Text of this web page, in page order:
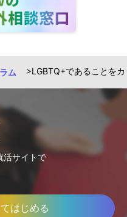
ム LGBTQ+であることを
活サイトで
はじめる